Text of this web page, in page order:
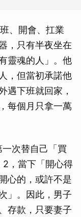
、開會、扛業
，只有半夜坐在
靈魂的人」。他
，但當初承諾他
遇下班就回家，
每個月只拿一萬
次替自己「買
，當下「開心得
心的，或許不是
」。因此，男子
存款，只要妻子